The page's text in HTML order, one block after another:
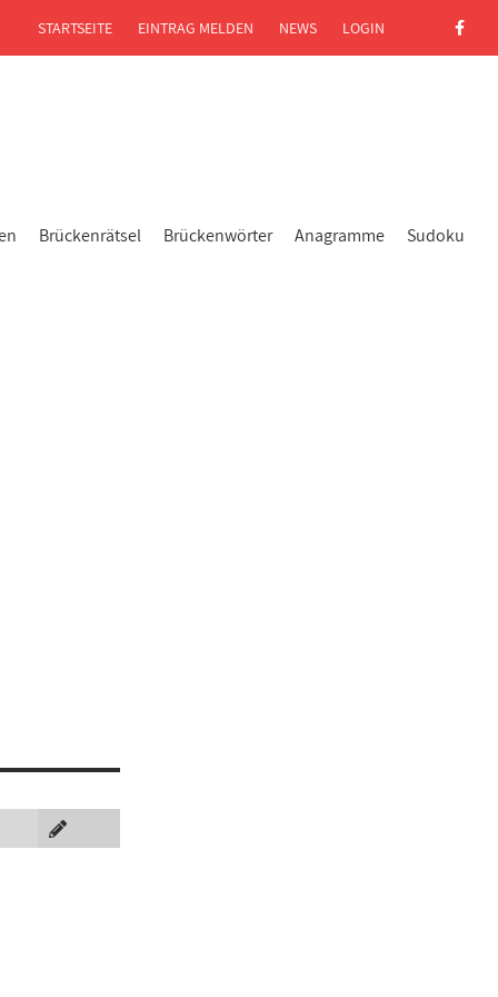
Brückenrätsel Brückenwörter Anagramme Sudoku
STARTSEITE EINTRAG MELDEN NEWS LOGIN